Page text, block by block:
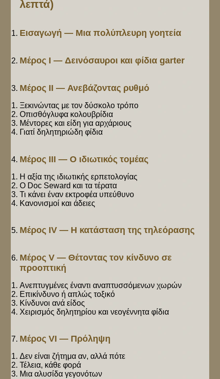
λεπτά)
Εισαγωγή — Μια πολύπλευρη γοητεία
Μέρος I — Δεινόσαυροι και φίδια garter
Μέρος II — Ανεβάζοντας ρυθμό
Ξεκινώντας με τον δύσκολο τρόπο
Οπισθόγλυφα κολουβρίδια
Μέντορες και είδη για αρχάριους
Γιατί δηλητηριώδη φίδια
Μέρος III — Ο ιδιωτικός τομέας
Η αξία της ιδιωτικής ερπετολογίας
Ο Doc Seward και τα τέρατα
Τι κάνει έναν εκτροφέα υπεύθυνο
Κανονισμοί και άδειες
Μέρος IV — Η κατάσταση της τηλεόρασης
Μέρος V — Θέτοντας τον κίνδυνο σε
προοπτική
Ανεπτυγμένες έναντι αναπτυσσόμενων χωρών
Επικίνδυνο ή απλώς τοξικό
Κίνδυνοι ανά είδος
Χειρισμός δηλητηρίου και νεογέννητα φίδια
Μέρος VI — Πρόληψη
Δεν είναι ζήτημα αν, αλλά πότε
Τέλεια, κάθε φορά
Μια αλυσίδα γεγονότων